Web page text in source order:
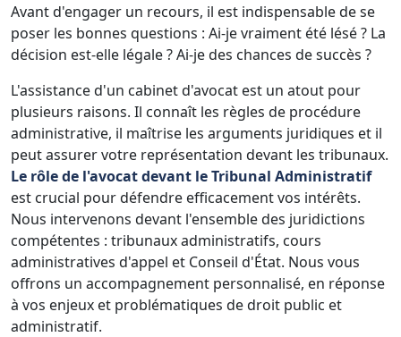
Avant d'engager un recours, il est indispensable de se
poser les bonnes questions : Ai-je vraiment été lésé ? La
décision est-elle légale ? Ai-je des chances de succès ?
L'assistance d'un cabinet d'avocat est un atout pour
plusieurs raisons. Il connaît les règles de procédure
administrative, il maîtrise les arguments juridiques et il
peut assurer votre représentation devant les tribunaux.
Le rôle de l'avocat devant le Tribunal Administratif
est crucial pour défendre efficacement vos intérêts.
Nous intervenons devant l'ensemble des juridictions
compétentes : tribunaux administratifs, cours
administratives d'appel et Conseil d'État. Nous vous
offrons un accompagnement personnalisé, en réponse
à vos enjeux et problématiques de droit public et
administratif.